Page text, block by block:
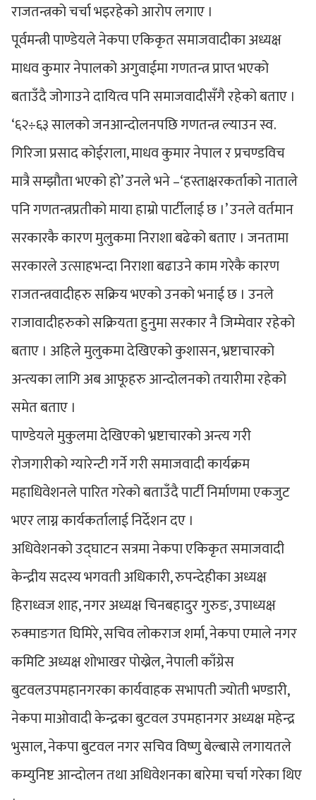
राजतन्त्रको चर्चा भइरहेको आरोप लगाए ।
पूर्वमन्त्री पाण्डेयले नेकपा एकिकृत समाजवादीका अध्यक्ष
माधव कुमार नेपालको अगुवाईमा गणतन्त्र प्राप्त भएको
बताउँदै जोगाउने दायित्व पनि समाजवादीसँगै रहेको बताए ।
‘६२÷६३ सालको जनआन्दोलनपछि गणतन्त्र ल्याउन स्व.
गिरिजा प्रसाद कोईराला, माधव कुमार नेपाल र प्रचण्डविच
मात्रै सम्झौता भएको हो’ उनले भने –‘हस्ताक्षरकर्ताको नाताले
पनि गणतन्त्रप्रतीको माया हाम्रो पार्टीलाई छ ।’ उनले वर्तमान
सरकारकै कारण मुलुकमा निराशा बढेको बताए । जनतामा
सरकारले उत्साहभन्दा निराशा बढाउने काम गरेकै कारण
राजतन्त्रवादीहरु सक्रिय भएको उनको भनाई छ । उनले
राजावादीहरुको सक्रियता हुनुमा सरकार नै जिम्मेवार रहेको
बताए । अहिले मुलुकमा देखिएको कुशासन, भ्रष्टाचारको
अन्त्यका लागि अब आफूहरु आन्दोलनको तयारीमा रहेको
समेत बताए ।
पाण्डेयले मुकुलमा देखिएको भ्रष्टाचारको अन्त्य गरी
रोजगारीको ग्यारेन्टी गर्ने गरी समाजवादी कार्यक्रम
महाधिवेशनले पारित गरेको बताउँदै पार्टी निर्माणमा एकजुट
भएर लाग्न कार्यकर्तालाई निर्देशन दए ।
अधिवेशनको उद्घाटन सत्रमा नेकपा एकिकृत समाजवादी
केन्द्रीय सदस्य भगवती अधिकारी, रुपन्देहीका अध्यक्ष
हिराध्वज शाह, नगर अध्यक्ष चिनबहादुर गुरुङ, उपाध्यक्ष
रुक्माङगत घिमिरे, सचिव लोकराज शर्मा, नेकपा एमाले नगर
कमिटि अध्यक्ष शोभाखर पोख्रेल, नेपाली काँग्रेस
बुटवलउपमहानगरका कार्यवाहक सभापती ज्योती भण्डारी,
नेकपा माओवादी केन्द्रका बुटवल उपमहानगर अध्यक्ष महेन्द्र
भुसाल, नेकपा बुटवल नगर सचिव विष्णु बेल्बासे लगायतले
कम्युनिष्ट आन्दोलन तथा अधिवेशनका बारेमा चर्चा गरेका थिए